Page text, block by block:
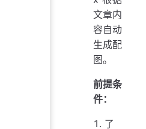
文章内
容自动
生成配
图。
前提条
件：
了